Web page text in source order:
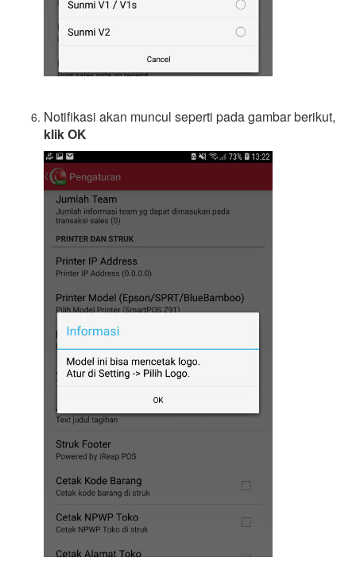
Notifikasi akan muncul seperti pada gambar berikut,
klik OK